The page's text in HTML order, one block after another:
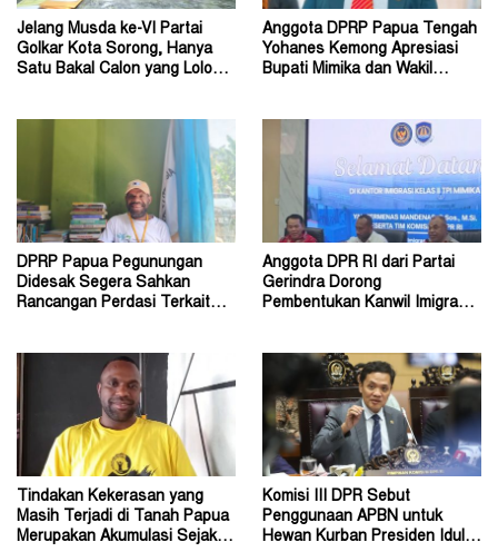
Jelang Musda ke-VI Partai
Golkar Kota Sorong, Hanya
Satu Bakal Calon yang Lolos
Anggota DPRP Papua Tengah
Yohanes Kemong Apresiasi
Bupati Mimika dan Wakil
DPRP Papua Pegunungan
Didesak Segera Sahkan
Rancangan Perdasi Terkait
Anggota DPR RI dari Partai
Gerindra Dorong
Pembentukan Kanwil Imigrasi
Tindakan Kekerasan yang
Masih Terjadi di Tanah Papua
Merupakan Akumulasi Sejak
Komisi III DPR Sebut
Penggunaan APBN untuk
Hewan Kurban Presiden Idul